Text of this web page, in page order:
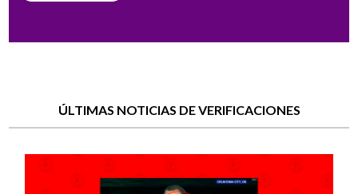
ÚLTIMAS NOTICIAS DE VERIFICACIONES